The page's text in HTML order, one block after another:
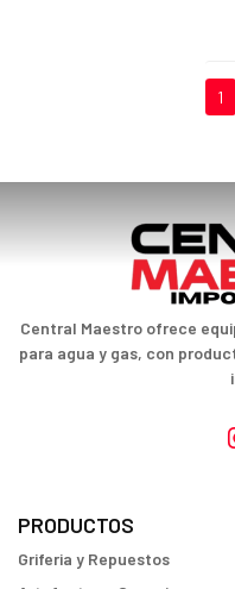
1
Central Maestro ofrece
para agua y gas, con
PRODUCTOS
Griferia y Repuestos